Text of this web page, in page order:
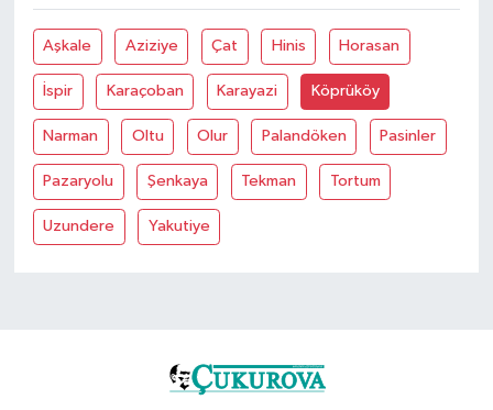
Aşkale Aziziye Çat Hinis Horasan
İspir Karaçoban Karayazi Köprüköy
Narman Oltu Olur Palandöken Pasinler
Pazaryolu Şenkaya Tekman Tortum
Uzundere Yakutiye